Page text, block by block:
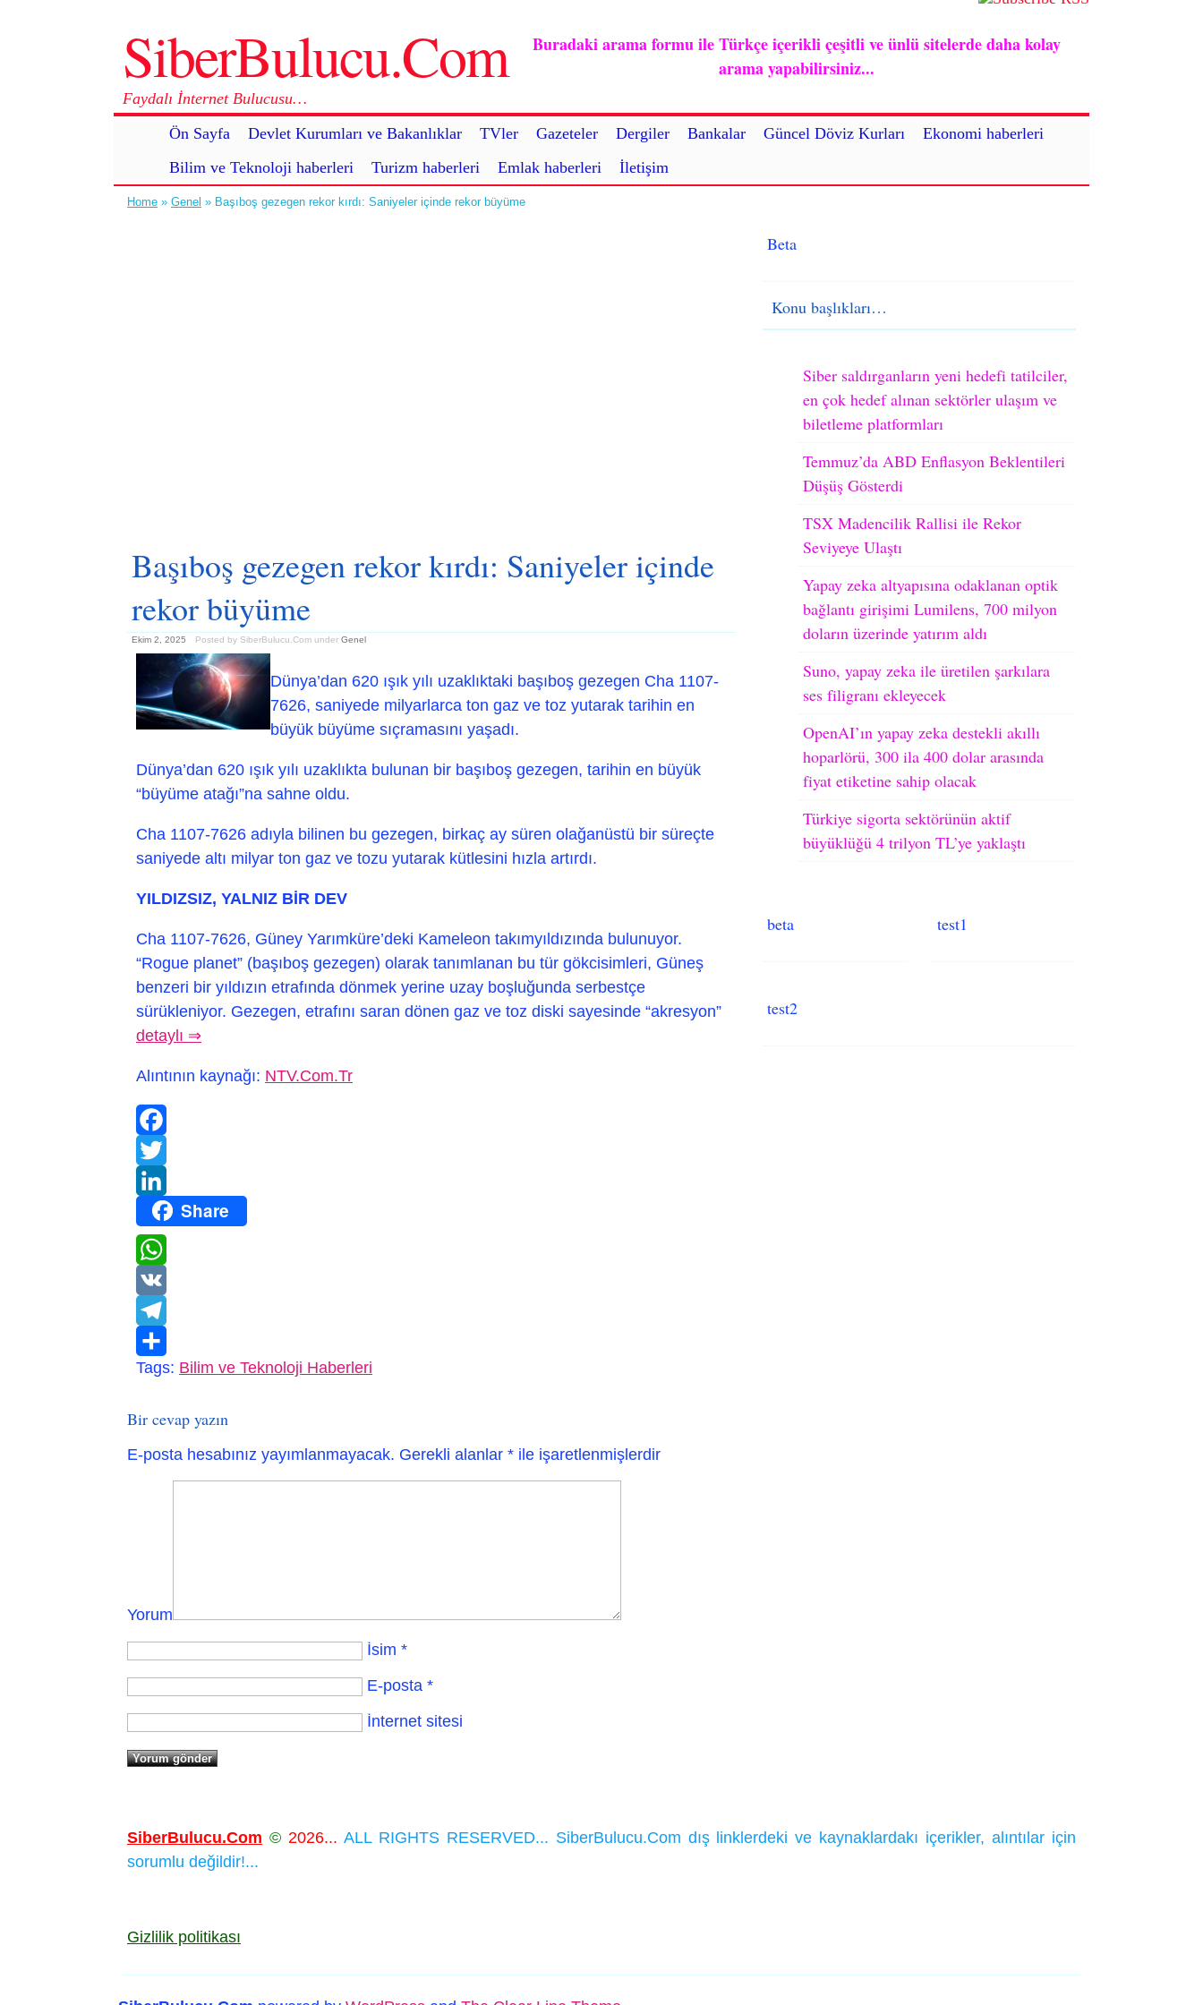
SiberBulucu.Com
Faydalı İnternet Bulucusu…
Ön Sayfa
Devlet Kurumları ve Bakanlıklar TVler Gazeteler Dergiler Bankalar Güncel Döviz Kurları
Ekonomi haberleri
Bilim ve Teknoloji haberleri
Turizm haberleri Emlak haberleri İletişim
Buradaki arama formu ile Türkçe içerikli çeşitli ve ünlü sitelerde daha kolay
arama yapabilirsiniz...
Home » Genel » Başıboş gezegen rekor kırdı: Saniyeler içinde rekor büyüme
Başıboş gezegen rekor kırdı: Saniyeler içinde
rekor büyüme
Ekim 2, 2025 Posted by SiberBulucu.Com under Genel
Dünya’dan 620 ışık yılı uzaklıktaki başıboş gezegen Cha 1107-
7626, saniyede milyarlarca ton gaz ve toz yutarak tarihin en
büyük büyüme sıçramasını yaşadı.
Dünya’dan 620 ışık yılı uzaklıkta bulunan bir başıboş gezegen, tarihin en büyük
“büyüme atağı”na sahne oldu.
Cha 1107-7626 adıyla bilinen bu gezegen, birkaç ay süren olağanüstü bir süreçte
saniyede altı milyar ton gaz ve tozu yutarak kütlesini hızla artırdı.
YILDIZSIZ, YALNIZ BİR DEV
Cha 1107-7626, Güney Yarımküre’deki Kameleon takımyıldızında bulunuyor.
“Rogue planet” (başıboş gezegen) olarak tanımlanan bu tür gökcisimleri, Güneş
benzeri bir yıldızın etrafında dönmek yerine uzay boşluğunda serbestçe
sürükleniyor. Gezegen, etrafını saran dönen gaz ve toz diski sayesinde “akresyon”
detaylı ⇒
Alıntının kaynağı: NTV.Com.Tr
Facebook
Twitter
LinkedInShare
WhatsApp
VK
Telegram
Paylaş
Tags: Bilim ve Teknoloji Haberleri
Bir cevap yazın
E-posta hesabınız yayımlanmayacak. Gerekli alanlar * ile işaretlenmişlerdir
Yorum
İsim *
E-posta *
İnternet sitesi
Beta
Konu başlıkları…
Siber saldırganların yeni hedefi tatilciler,
en çok hedef alınan sektörler ulaşım ve
biletleme platformları
Temmuz’da ABD Enflasyon Beklentileri
Düşüş Gösterdi
TSX Madencilik Rallisi ile Rekor
Seviyeye Ulaştı
Yapay zeka altyapısına odaklanan optik
bağlantı girişimi Lumilens, 700 milyon
doların üzerinde yatırım aldı
Suno, yapay zeka ile üretilen şarkılara
ses filigranı ekleyecek
OpenAI’ın yapay zeka destekli akıllı
hoparlörü, 300 ila 400 dolar arasında
fiyat etiketine sahip olacak
Türkiye sigorta sektörünün aktif
büyüklüğü 4 trilyon TL’ye yaklaştı
beta test1
test2
SiberBulucu.Com © 2026... ALL RIGHTS RESERVED... SiberBulucu.Com dış linklerdeki ve kaynaklardakı içerikler, alıntılar için
sorumlu değildir!...
Gizlilik politikası